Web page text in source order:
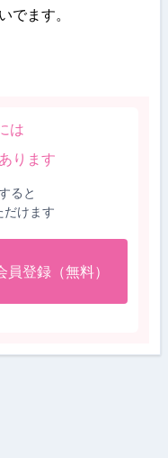
でます。
は
ります
ると
だけます
員登録（無料）